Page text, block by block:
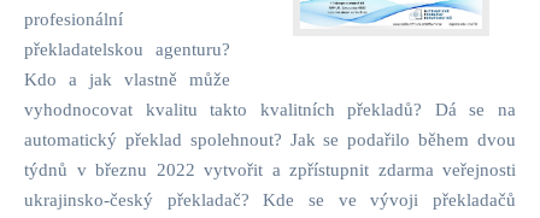
profesionální
překladatelskou agenturu?
Kdo a jak vlastně může
vyhodnocovat kvalitu takto kvalitních překladů? Dá se na
automatický překlad spolehnout? Jak se podařilo během dvou
týdnů v březnu 2022 vytvořit a zpřístupnit zdarma veřejnosti
ukrajinsko-český překladač? Kde se ve vývoji překladačů